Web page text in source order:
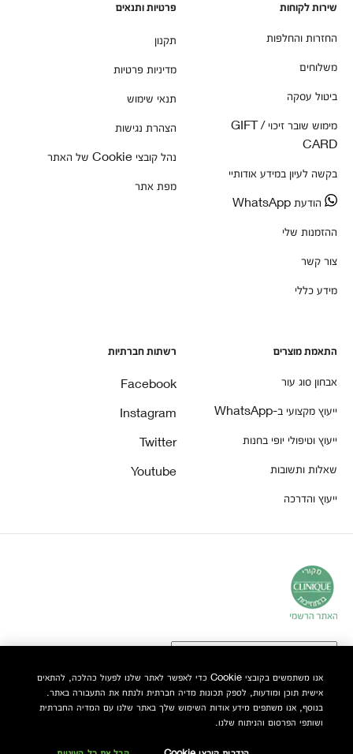
שירות לקוחות
החזרות והחלפות
משלוחים
ביטול עסקה
מימוש שובר זיכוי / GIFT
CARD
בקשה לעיון במידע אודותיי
הודעת WhatsApp
ההזמנות שלי
צור קשר
מידע כללי
פרטיות ותנאים
תקנון
מדיניות פרטיות
תנאי שימוש
הצהרת נגישות
נהל קובצי Cookie של האתר
מפת אתר
התאמת מוצרים
אבחון סוג עור
ייעוץ מקצועי ב-WhatsApp
ייעוץ וטיפולי יופי בחנות
שאלות ותשובות
ייעוץ והדרכה
רשתות חברתיות
Facebook
Instagram
Twitter
Youtube
אנו משתמשים בקובצי Cookie כדי לאפשר לאתר שלנו לפעול כהלכה, להתאים
אישית תוכן ומודעות, לספק תכונות מדיה חברתית ולנתח את התעבורה באתר.
בנוסף, אנו משתפים מידע אודות השימוש שלך באתר שלנו עם המדיה החברתית
ושותפי הפרסום והניתוח שלנו.